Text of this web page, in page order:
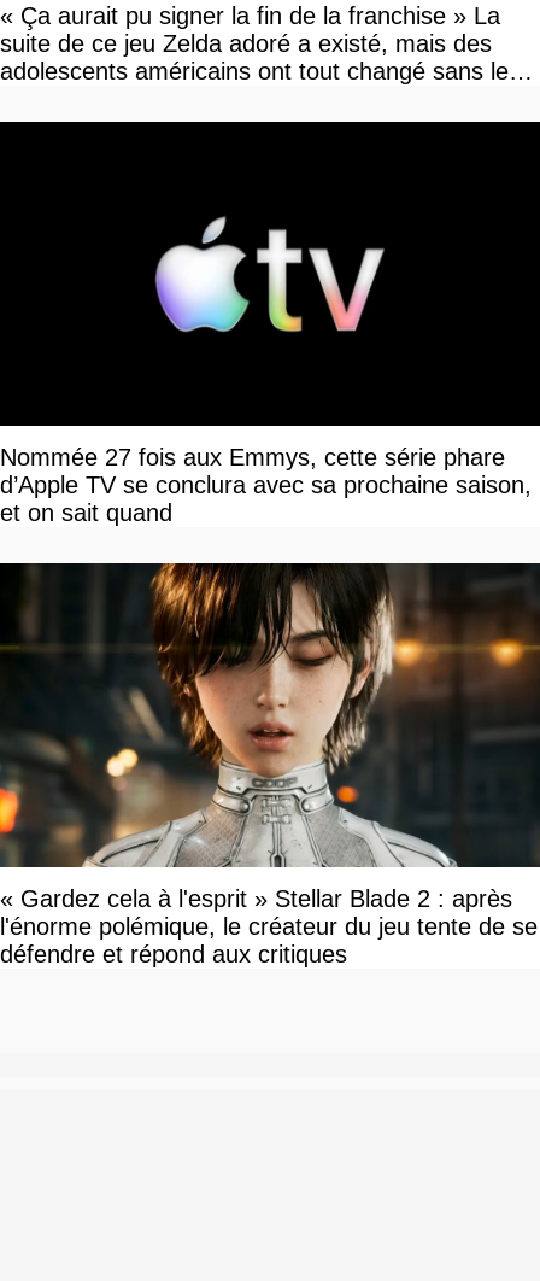
« Ça aurait pu signer la fin de la franchise » La
suite de ce jeu Zelda adoré a existé, mais des
adolescents américains ont tout changé sans le
Nommée 27 fois aux Emmys, cette série phare
d’Apple TV se conclura avec sa prochaine saison,
et on sait quand
« Gardez cela à l'esprit » Stellar Blade 2 : après
l'énorme polémique, le créateur du jeu tente de se
défendre et répond aux critiques